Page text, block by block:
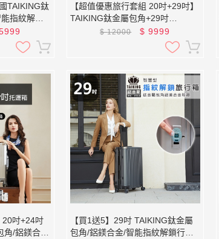
TAIKING鈦
指紋解鎖
行組
【超值優惠旅行套組 20吋+29吋】
TAIKING鈦金屬包角+29吋
TAIKING 上掀式 PC行李箱 鋁鎂合
金/智能指紋解鎖行李箱/上掀式/可
擴增空間/避震剎車輪/雙充電孔/飲
$12000 $9999
20吋+24吋
角/鋁鎂合
【買1送5】29吋 TAIKING鈦金屬
包角/鋁鎂合金/智能指紋解鎖行李